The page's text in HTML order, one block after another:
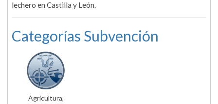
lechero en Castilla y León.
Categorías Subvención
Agricultura,